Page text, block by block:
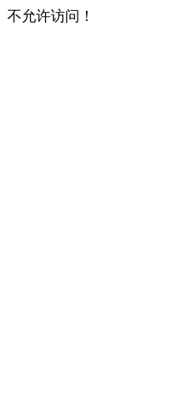
不允许访问！